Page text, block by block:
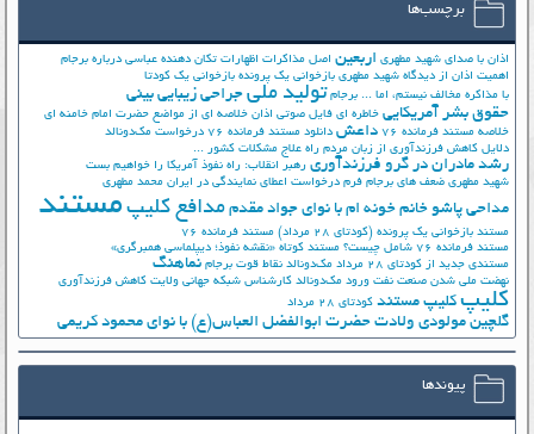
برچسب‌ها
اذان با صدای شهید مطهری اربعین اصل مذاکرات اظهارات تکان دهنده عباسی درباره برجام
اهمیت اذان از دیدگاه شهید مطهری بازخوانی یک پرونده بازخوانی یک کودتا
با مذاکره مخالف نیستم، اما ... برجام تولید ملی جراحی زیبایی بینی
حقوق بشر آمریکایی خاطره ای فایل صوتی اذان خلاصه ای از مواضع حضرت امام خامنه ای
خلاصه مستند فرمانده 76
داعش دانلود مستند فرمانده 76
درخواست مک‌دونالد
دلایل کاهش فرزندآوری از زبان مردم راه علاج مشکلات کشور ...
رشد مادران در گرو فرزندآوری رهبر انقلاب: راه نفوذ آمریکا را خواهیم بست
شهید مطهری ضعف های برجام فرم درخواست اعطای نمایندگی در ایران محمد مطهری
مداحی پاشو خانم خونه ام با نوای جواد مقدم مدافع کلیپ مستند
مستند بازخوانی یک پرونده (کودتای 28 مرداد)
مستند فرمانده 76
مستند فرمانده 76 شامل چیست؟
مستند کوتاه «نقشه نفوذ؛ دیپلماسی همبرگری»
مستندی جدید از کودتای 28 مرداد
مک‌دونالد نقاط قوت برجام نماهنگ
نهضت ملي شدن صنعت نفت ورود مک‌دونالد کارشناس شبکه جهانی ولایت کاهش فرزندآوری
کلیپ کلیپ مستند کودتای 28 مرداد
گلچین مولودی ولادت حضرت ابوالفضل العباس(ع) با نوای محمود کریمی
پیوندها